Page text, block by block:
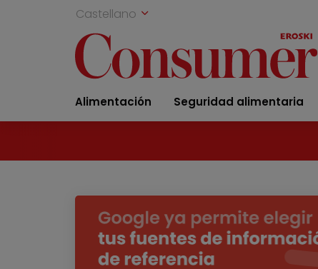
Castellano
Alimentación Seguridad alimentaria